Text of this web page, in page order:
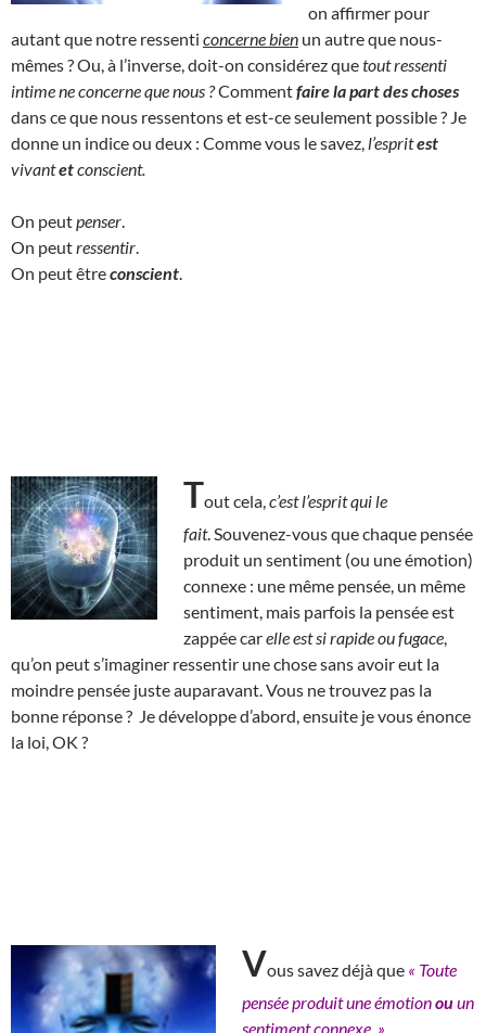
on affirmer pour
autant que notre ressenti concerne bien un autre que nous-
mêmes ? Ou, à l’inverse, doit-on considérez quetout ressenti
intime ne concerne que nous ?Commentfaire la part des choses
dans ce que nous ressentons et est-ce seulement possible ? Je
donne un indice ou deux : Comme vous le savez, l’espritest
vivantetconscient.
On peutpenser
On peutressentir
On peut êtreconscient
Tout cela, c’est l’esprit qui le
fait. Souvenez-vous que chaque pensée
produit un sentiment (ou une émotion)
connexe : une même pensée, un même
sentiment, mais parfois la pensée est
zappée carelle est si rapide ou fugace
qu’on peut s’imaginer ressentir une chose sans avoir eut la
moindre pensée juste auparavant. Vous ne trouvez pas la
bonne réponse ? Je développe d’abord, ensuite je vous énonce
la loi, OK ?
Vous savez déjà que « Toute
pensée produit une émotionouun
sentiment connexe. »